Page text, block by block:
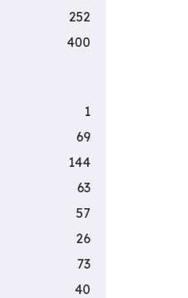
252
400
1
69
144
63
57
26
73
40